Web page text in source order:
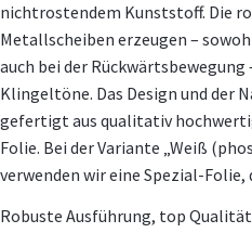
nichtrostendem Kunststoff. Die
Metallscheiben erzeugen –
auch bei der
Klingeltöne. Das Design und der
gefertigt aus qualitativ
Folie. Bei der Variante „Weiß
verwenden wir eine Spezial-
Robuste Ausführung, top